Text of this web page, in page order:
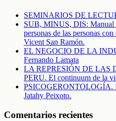
SEMINARIOS DE
SUB, MINUS, DIS: Manual
personas de las personas
Vicent San Ramón.
EL NEGOCIO DE LA
Fernando Lamata
LA REPRESIÓN DE LAS
PERU. El continuum de la
PSICOGERONTOLOGÍA.
Jatahy Peixoto.
Comentarios recientes